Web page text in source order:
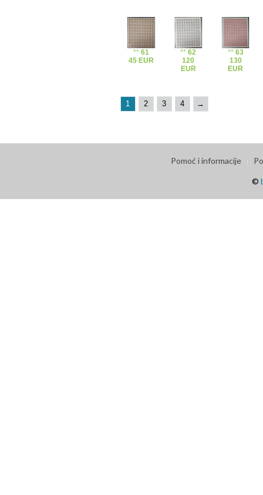
** 61
45 EUR
**62
120
EUR
** 63
130
EUR
1 2 3 4 →
Pomoć i informacije
©